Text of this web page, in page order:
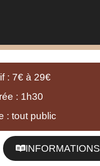
: 7€ à 29€
: 1h30
: tout public
INFORMATIONS